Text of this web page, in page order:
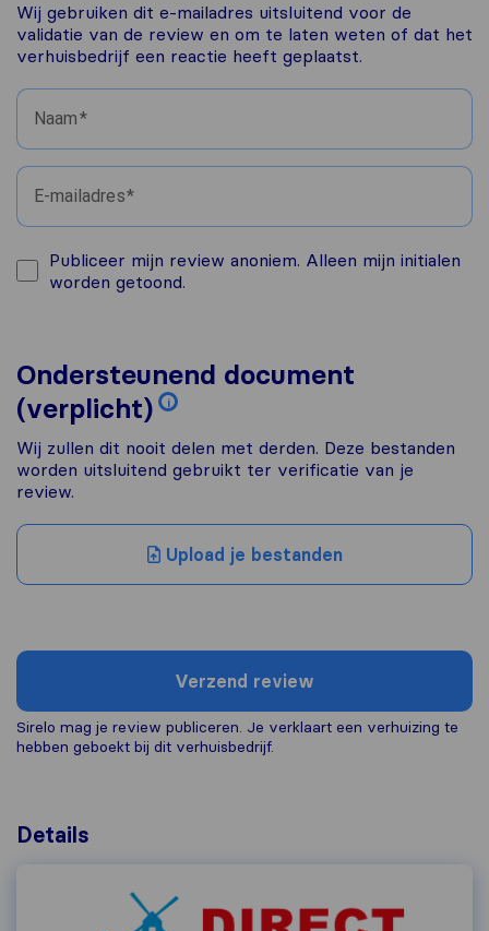
Wij gebruiken dit e-mailadres uitsluitend voor de
validatie van de review en om te laten weten of dat het
verhuisbedrijf een reactie heeft geplaatst.
Naam
E-mailadres
Publiceer mijn review anoniem. Alleen mijn initialen
worden getoond.
Ondersteunend document
(verplicht)
i
Wij zullen dit nooit delen met derden. Deze bestanden
worden uitsluitend gebruikt ter verificatie van je
review.
Upload je bestanden
Verzend review
Sirelo mag je review publiceren. Je verklaart een verhuizing te
hebben geboekt bij dit verhuisbedrijf.
Details